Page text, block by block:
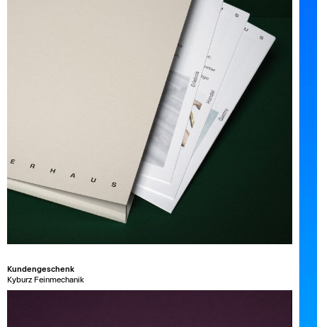
Kundengeschenk
Kyburz Feinmechanik